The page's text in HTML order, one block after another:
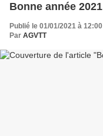
Bonne année 2021
Publié le 01/01/2021 à 12:00
Par AGVTT